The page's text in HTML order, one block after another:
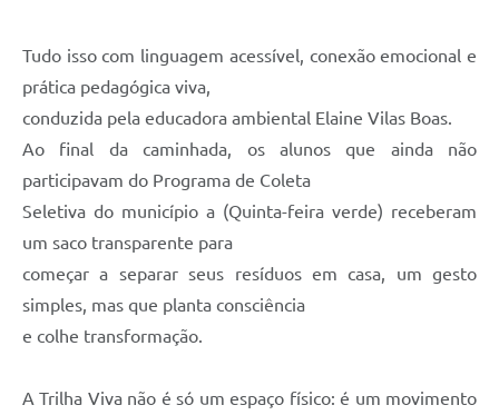
Tudo isso com linguagem acessível, conexão emocional e
prática pedagógica viva,
conduzida pela educadora ambiental Elaine Vilas Boas.
Ao final da caminhada, os alunos que ainda não
participavam do Programa de Coleta
Seletiva do município a (Quinta-feira verde) receberam
um saco transparente para
começar a separar seus resíduos em casa, um gesto
simples, mas que planta consciência
e colhe transformação.
A Trilha Viva não é só um espaço físico: é um movimento